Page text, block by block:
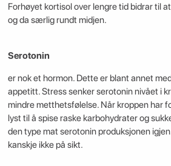
Forhøyet kortisol over lengre tid bidrar til
og da særlig rundt midjen.
Serotonin
er nok et hormon. Dette er blant annet
appetitt. Stress senker serotonin nivået i
mindre metthetsfølelse. Når kroppen har
lyst til å spise raske karbohydrater og
den type mat serotonin produksjonen
kanskje ikke på sikt.